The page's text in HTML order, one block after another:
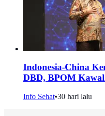
Indonesia-China
DBD, BPOM
Info Sehat•30 hari lalu